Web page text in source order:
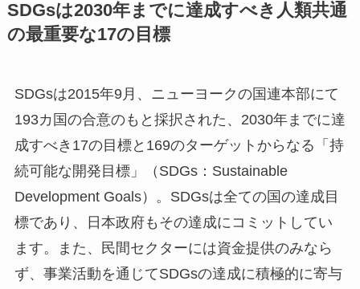
SDGsは2030年までに達成すべき人類共通
の最重要な17の目標
SDGsは2015年9月、ニューヨークの国連本部にて
193カ国の合意のもと採択された、2030年までに達
成すべき17の目標と169のターゲットからなる「持
続可能な開発目標」（SDGs：Sustainable
Development Goals）。SDGsは全ての国の達成目
標であり、日本政府もその達成にコミットしてい
ます。また、民間セクターには資金提供のみなら
ず、事業活動を通じてSDGsの達成に積極的に寄与